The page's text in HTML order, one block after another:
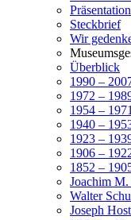
Präsentation
Steckbrief
Wir
Überblick
1990 –
1972 –
1954 – 1971
1940 –
1923 –
1906 –
1852 –
Joachim
Walter
Joseph